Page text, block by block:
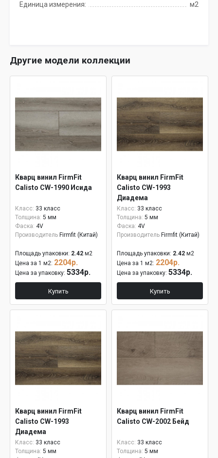
Единица измерения:
м2
Другие модели коллекции
Кварц винил FirmFit
Calisto CW-1990 Исида
Класс: 33 класс
Толщина: 5 мм
Фаска: 4V
Производитель Firmfit (Китай)
Площадь упаковки: 2.42 м2
Цена за 1 м2: 2204р.
Цена за упаковку: 5334р.
Купить
Кварц винил FirmFit
Calisto CW-1993
Диадема
Класс: 33 класс
Толщина: 5 мм
Фаска: 4V
Производитель Firmfit (Китай)
Площадь упаковки: 2.42 м2
Цена за 1 м2: 2204р.
Цена за упаковку: 5334р.
Купить
Кварц винил FirmFit
Calisto CW-1993
Диадема
Класс: 33 класс
Толщина: 5 мм
Кварц винил FirmFit
Calisto CW-2002 Бейд
Класс: 33 класс
Толщина: 5 мм